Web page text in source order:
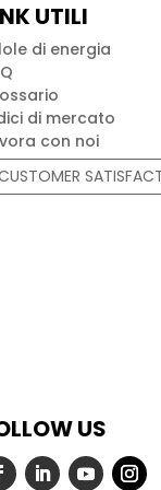
UTILI
di energia
di mercato
con noi
US